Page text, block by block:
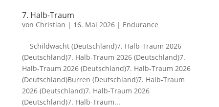
7. Halb-Traum
von Christian | 16. Mai 2026| Endurance
Schildwacht (Deutschland)7. Halb-Traum 2026
(Deutschland)7. Halb-Traum 2026 (Deutschland)7.
Halb-Traum 2026 (Deutschland)7. Halb-Traum 2026
(Deutschland)Burren (Deutschland)7. Halb-Traum
2026 (Deutschland)7. Halb-Traum 2026
(Deutschland)7. Halb-Traum...